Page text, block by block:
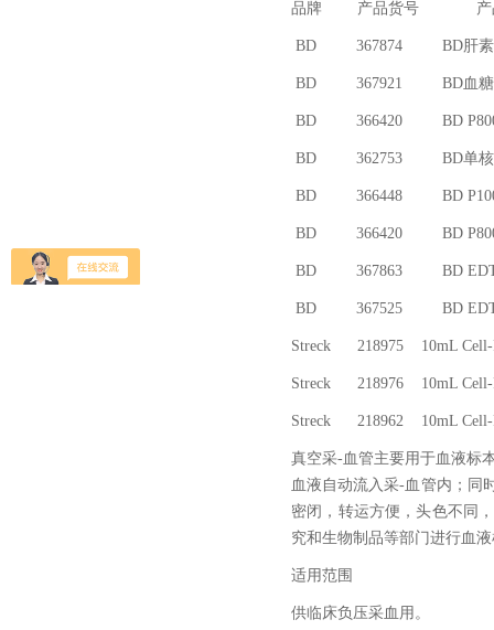
品牌 产品货号 产
BD 367874 BD肝素-钠
BD 367921 BD血糖-管
BD 366420 BD P800
BD 362753 BD单核细
BD 366448 BD P100
BD 366420 BD P800
BD 367863 BD EDTA
BD 367525 BD EDTA
Streck 218975 10mL Cell-
Streck 218976 10mL Cell-
Streck 218962 10mL Cell-
真空采-血管主要用于血液标
血液自动流入采-血管内；同
密闭，转运方便，头色不同
究和生物制品等部门进行血
适用范围
供临床负压采血用。